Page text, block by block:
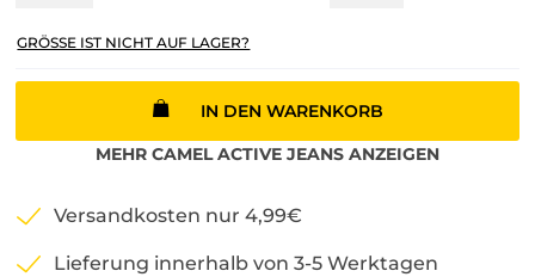
GRÖSSE IST NICHT AUF LAGER?
IN DEN WARENKORB
MEHR CAMEL ACTIVE JEANS ANZEIGEN
Versandkosten nur 4,99€
Lieferung innerhalb von 3-5 Werktagen